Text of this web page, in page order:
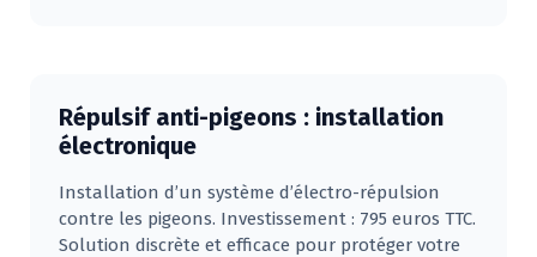
Répulsif anti-pigeons : installation
électronique
Installation d’un système d’électro-répulsion
contre les pigeons. Investissement : 795 euros TTC.
Solution discrète et efficace pour protéger votre